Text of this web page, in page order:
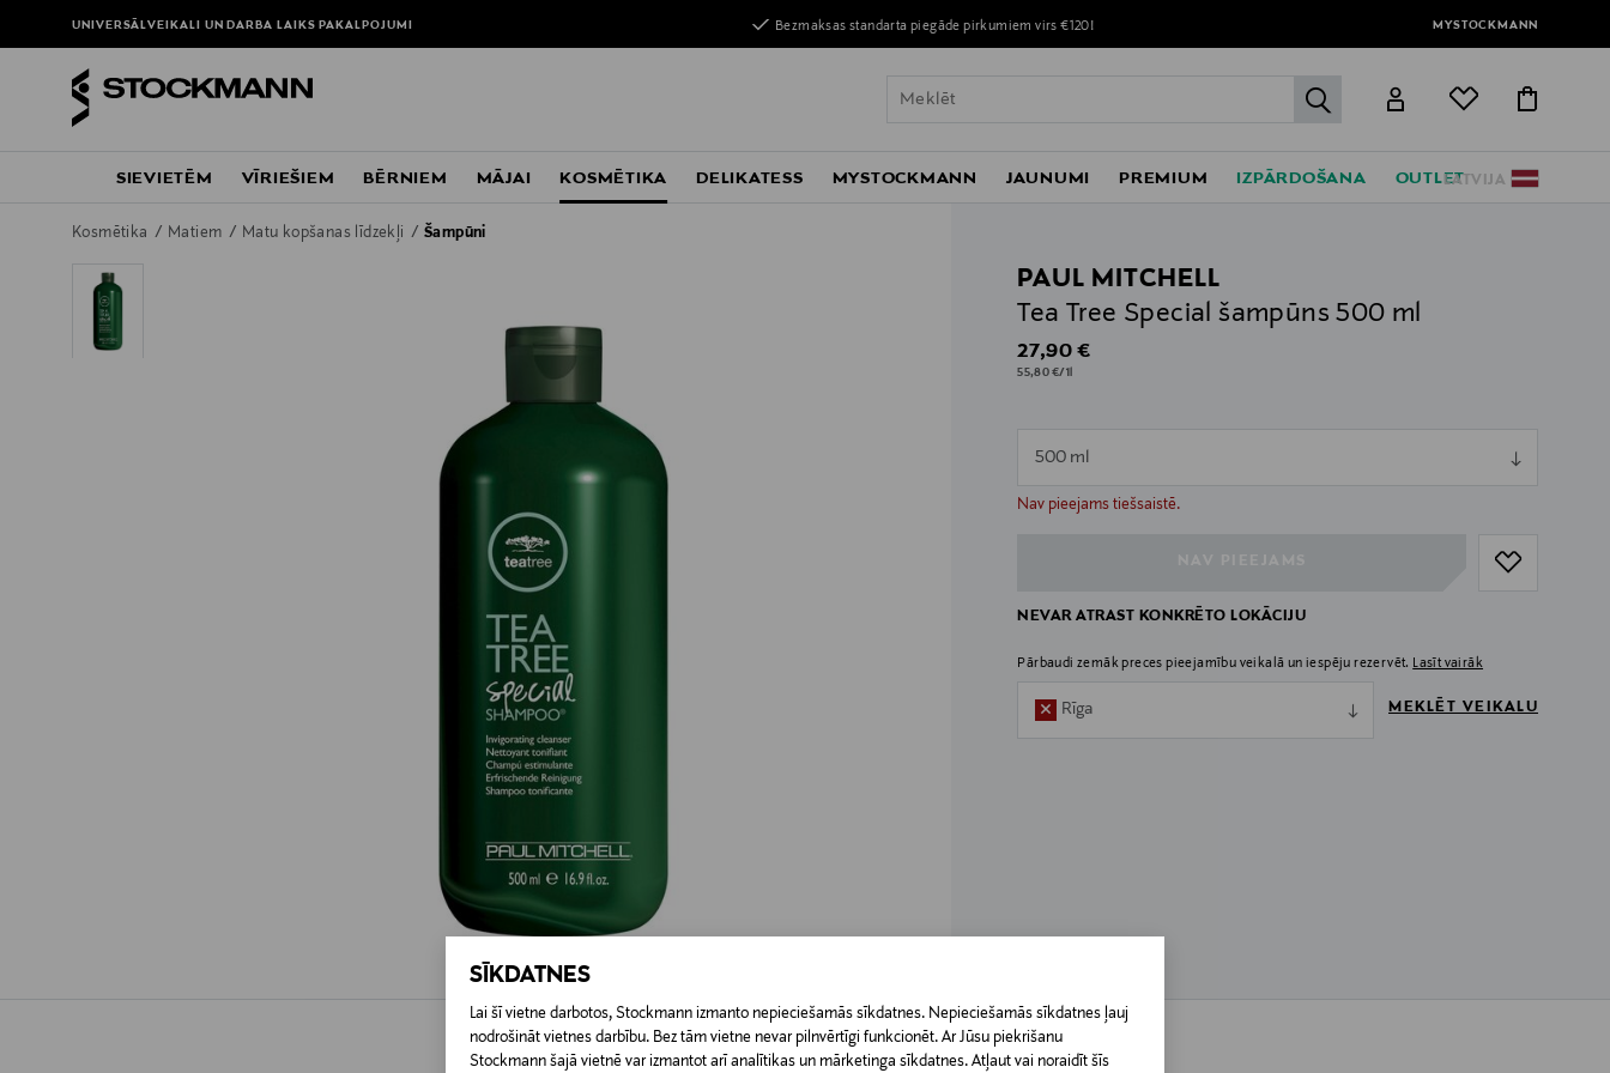
SĪKDATNES
Lai šī vietne darbotos, Stockmann izmanto nepieciešamās sīkdatnes. Nepieciešamās sīkdatnes ļauj
nodrošināt vietnes darbību. Bez tām vietne nevar pilnvērtīgi funkcionēt. Ar Jūsu piekrišanu
Stockmann šajā vietnē var izmantot arī analītikas un mārketinga sīkdatnes. Atļaut vai noraidīt šīs
UNIVERSĀLVEIKALI UN DARBA LAIKSPAKALPOJUMI Bezmaksas standarta piegāde pirkumiem virs €120! MYSTOCKMANN
label.header.go
LATVIJA
SIEVIETĒM VĪRIEŠIEM BĒRNIEM MĀJAI KOSMĒTIKA DELIKATESS MYSTOCKMANN JAUNUMI PREMIUM IZPĀRDOŠANA OUTLET
Kosmētika Matiem Matu kopšanas līdzekļi Šampūni
PAUL MITCHELL
Tea Tree Special šampūns 500 ml
Original Price
27,90 €
55,80 €/1l
500 ml
Nav pieejams tiešsaistē.
null
NEVAR ATRAST KONKRĒTO LOKĀCIJU
Pārbaudi zemāk preces pieejamību veikalā un iespēju rezervēt. Lasīt vairāk
Rīga MEKLĒT VEIKALU